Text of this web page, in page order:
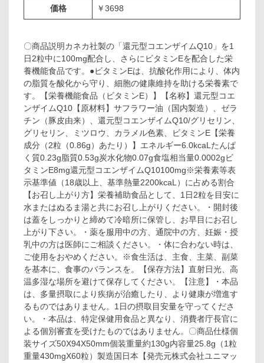
価格 ￥3698
〇商品説明カネカ社製の「還元型コエンザイムQ10」を1
日2粒中に100mg配合し、さらにビタミンEを配合した栄
養機能食品です。●ビタミンEは、抗酸化作用により、体内
の脂質を酸化から守り、細胞の健康維持を助ける栄養素で
す。【栄養機能食品（ビタミンE）】【名称】還元型コエ
ンザイムQ10【原材料】サフラワー油（国内製造）、ゼラ
チン（豚皮由来）、還元型コエンザイムQ10/グリセリン、
グリセリン、ミツロウ、カラメル色素、ビタミンE【栄養
成分（2粒（0.86g）あたり）】エネルギー6.0kcaLたんぱ
く質0.23g脂質0.53g炭水化物0.07g食塩相当量0.0002gビ
タミンE8mg還元型コエンザイムQ10100mg※栄養素等表
示基準値（18歳以上、基準熱量2200kcaL）に占める割合
【お召し上がり方】栄養補助食品として、1日2粒を目安に
水またはぬるま湯と共にお召し上がりください。・開封後
は蓋をしっかりと締めて冷暗所に保管し、お早目にお召し
上がり下さい。・薬を服用中の方、通院中の方、妊娠・授
乳中の方は医師にご相談ください。・体に合わない時は、
ご使用をおやめください。※食生活は、主食、主菜、副菜
を基本に、食事のバランスを。【保存方法】直射日光、高
温多湿な場所を避けて保存してください。【注意】・本品
は、多量摂取により疾病が治癒したり、より健康が増進す
るものではありません。1日の摂取目安量を守ってくださ
い。・本品は、特定保健用食品と異なり、消費者庁長官に
よる個別審査を受けたものではありません。〇商品仕様個
装サイズ50X94X50mm個装重量約130g内容量25.8g（1粒
重量430mgX60粒）製造国日本【発売元株式会社ユニマッ